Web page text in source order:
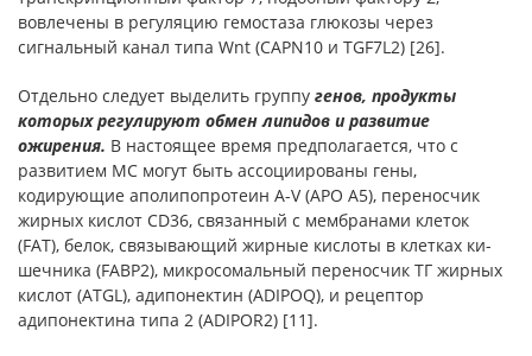
вовлечены в регуляцию гемостаза глюкозы через
сигнальный канал типа Wnt (CAPN10 и TGF7L2) [26].
Отдельно следует выделить группу генов, продукты
которых регулируют обмен липидов и развитие
ожирения. В на­стоящее время предполагается, что с
развитием МС могут быть ассоциированы гены,
кодирующие аполипопротеин A-V (APO A5), переносчик
жирных кислот CD36, связанный с мембранами клеток
(FAT), белок, связывающий жирные кислоты в клетках ки­
шечника (FABP2), микросомальный переносчик ТГ жирных
кис­лот (ATGL), адипонектин (ADIPOQ), и рецептор
адипонектина типа 2 (ADIPOR2) [11].